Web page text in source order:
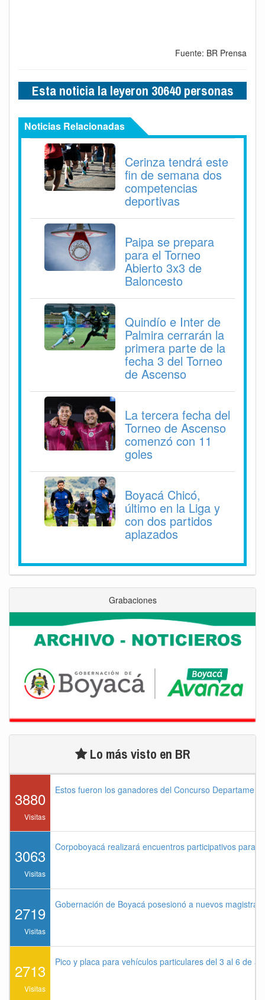
Fuente: BR Prensa
Esta noticia la leyeron 30640 personas
Noticias Relacionadas
Cerinza tendrá este
fin de semana dos
competencias
deportivas
Paipa se prepara
para el Torneo
Abierto 3x3 de
Baloncesto
Quindío e Inter de
Palmira cerrarán la
primera parte de la
fecha 3 del Torneo
de Ascenso
La tercera fecha del
Torneo de Ascenso
comenzó con 11
goles
Boyacá Chicó,
último en la Liga y
con dos partidos
aplazados
Grabaciones
Lo más visto en BR
3880
Visitas
Estos fueron los ganadores del Concurso
3063
Visitas
Corpoboyacá realizará encuentros participativos para
2719
Visitas
Gobernación de Boyacá posesionó a nuevos
2713
Visitas
Pico y placa para vehículos particulares del 3 al 6 de